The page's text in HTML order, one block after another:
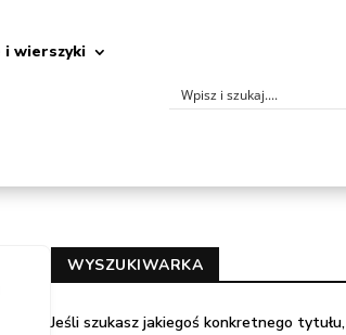
i wierszyki
WYSZUKIWARKA
Jeśli szukasz jakiegoś konkretnego tytułu,